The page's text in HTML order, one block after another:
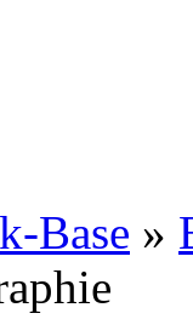
Base »